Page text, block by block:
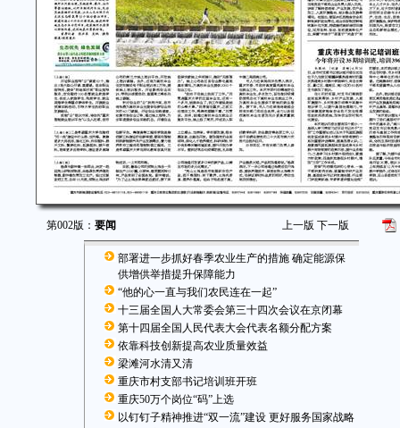
第002版： 要闻 上一版 下一版
部署进一步抓好春季农业生产的措施 确定能源保
供增供举措提升保障能力
“他的心一直与我们农民连在一起”
十三届全国人大常委会第三十四次会议在京闭幕
第十四届全国人民代表大会代表名额分配方案
依靠科技创新提高农业质量效益
梁滩河水清又清
重庆市村支部书记培训班开班
重庆50万个岗位“码”上选
以钉钉子精神推进“双一流”建设 更好服务国家战略